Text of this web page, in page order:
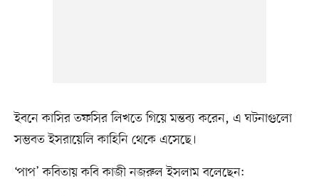
ইবনে কাসির তফসির লিখতে গিয়ে মন্তব্য করেন, এ ঘটনাগুলো
সম্ভবত ইসরায়েলি কাহিনি থেকে এসেছে।
‘পাপ’ কবিতায় কবি কাজী নজরুল ইসলাম বলেছেন: